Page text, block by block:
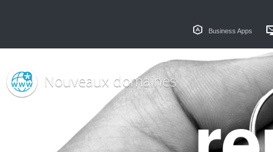
Business Apps
Nouveaux domaines